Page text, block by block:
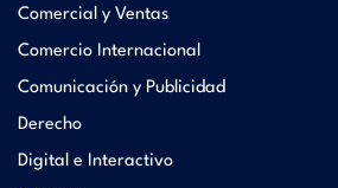
Comercial y Ventas
Comercio Internacional
Comunicación y Publicidad
Derecho
Digital e Interactivo